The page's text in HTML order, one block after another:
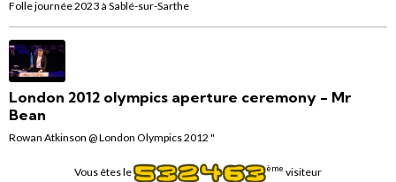
Folle journée 2023 à Sablé-sur-Sarthe
London 2012 olympics aperture ceremony - Mr
Bean
Rowan Atkinson @ London Olympics 2012 "
Vous êtes le ème visiteur